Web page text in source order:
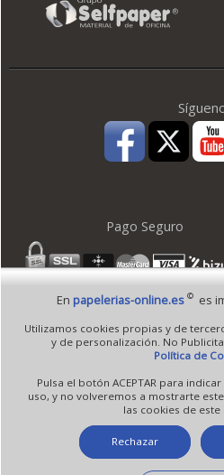
Pago Seguro
© 1995 - 2026 Grupo Selfpaper.
©papelerias-online.es, y las webs de
propiedad
Mercantil de Valencia (
Tomo 7263, Libro 4565, Folio 1,
En papelerias-online.es © es
Utilizamos cookies propias y de
y de personalización. No
Política de
Pulsa el botón ACEPTAR para
uso, y no volveremos a mostrarte
las cookies de este
Rechazar